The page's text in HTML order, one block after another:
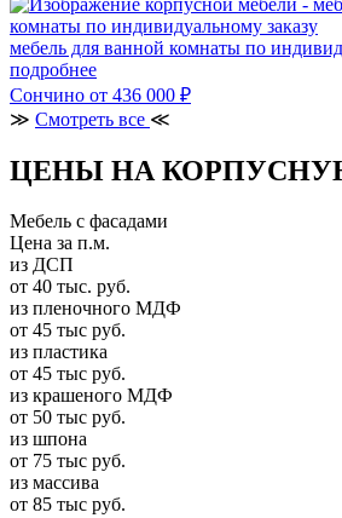
мебель для ванной комнаты по
подробнее
Сончино от 436 000 ₽
≫ Смотреть все ≪
ЦЕНЫ НА
Мебель с фасадами
Цена за п.м.
из ДСП
от 40 тыс. руб.
из пленочного МДФ
от 45 тыс руб.
из пластика
от 45 тыс руб.
из крашеного МДФ
от 50 тыс руб.
из шпона
от 75 тыс руб.
из массива
от 85 тыс руб.